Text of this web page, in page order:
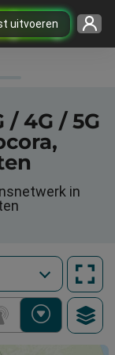
uitvoeren
/ 4G / 5G
in